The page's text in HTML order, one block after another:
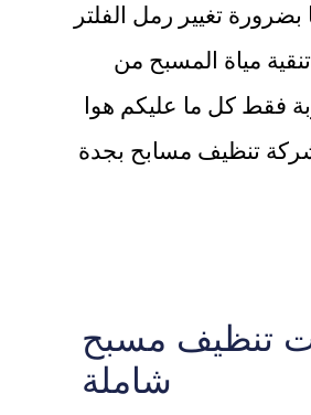
بضرورة تغيير رمل الفلتر
مياة المسبح من
فقط كل ما عليكم هوا
تنظيف مسابح بجدة
تنظيف مسبح
شاملة